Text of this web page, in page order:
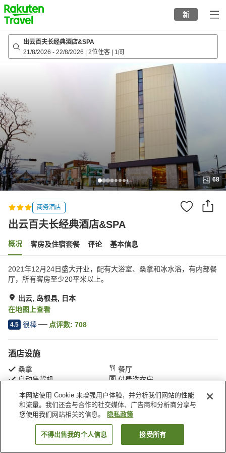
to
top
page
新
出云百夫长经典酒店&SPA
21/8/2026 - 22/8/2026 2位住客 1间
68
商务酒店
出云百夫长经典酒店&SPA
概况 客房及住宿套餐 评论 基本信息
2021年12月24日盛大开业，配有大浴室、桑拿和冰水浴，有内部餐
厅，所有客房至少20平米以上。
出云, 岛根县, 日本
在地图上查看
4.5 很棒 点评数: 708
酒店设施
桑拿
餐厅
自动售货机
付费洗衣房
首页 日本 岛根县 出云 出云百夫长经典酒店&SPA
搜索客房
本网站使用 Cookie 来增强用户体验，并分析我们网站的性能
和流量。我们还会与合作的社交媒体、广告商和分析商分享与
您使用我们网站相关的信息。
隐私政策
不得出售我的个人信息 接受所有